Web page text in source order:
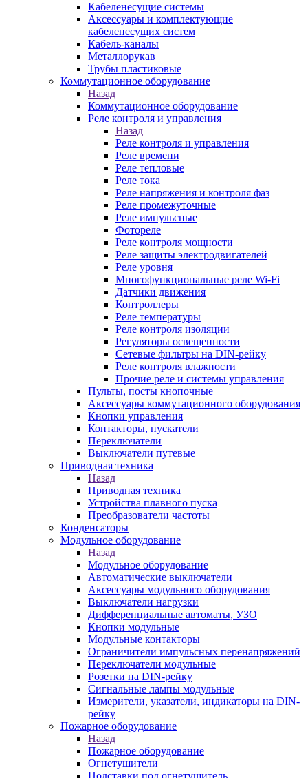
Кабеленесущие системы
Аксессуары и комплектующие
кабеленесущих систем
Кабель-каналы
Металлорукав
Трубы пластиковые
Коммутационное оборудование
Назад
Коммутационное оборудование
Реле контроля и управления
Назад
Реле контроля и управления
Реле времени
Реле тепловые
Реле тока
Реле напряжения и контроля фаз
Реле промежуточные
Реле импульсные
Фотореле
Реле контроля мощности
Реле защиты электродвигателей
Реле уровня
Многофункциональные реле Wi-Fi
Датчики движения
Контроллеры
Реле температуры
Реле контроля изоляции
Регуляторы освещенности
Сетевые фильтры на DIN-рейку
Реле контроля влажности
Прочие реле и системы управления
Пульты, посты кнопочные
Аксессуары коммутационного оборудования
Кнопки управления
Контакторы, пускатели
Переключатели
Выключатели путевые
Приводная техника
Назад
Приводная техника
Устройства плавного пуска
Преобразователи частоты
Конденсаторы
Модульное оборудование
Назад
Модульное оборудование
Автоматические выключатели
Аксессуары модульного оборудования
Выключатели нагрузки
Дифференциальные автоматы, УЗО
Кнопки модульные
Модульные контакторы
Ограничители импульсных перенапряжений
Переключатели модульные
Розетки на DIN-рейку
Сигнальные лампы модульные
Измерители, указатели, индикаторы на DIN-
рейку
Пожарное оборудование
Назад
Пожарное оборудование
Огнетушители
Подставки под огнетушитель